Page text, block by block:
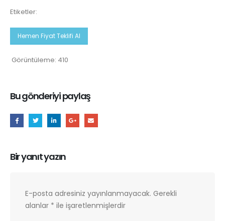
Etiketler:
Hemen Fiyat Teklifi Al
Görüntüleme: 410
Bu gönderiyi paylaş
Bir yanıt yazın
E-posta adresiniz yayınlanmayacak. Gerekli
alanlar * ile işaretlenmişlerdir